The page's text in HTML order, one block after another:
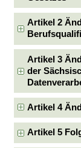
Artikel 2
Artikel 3
der
Artikel 4
Artikel 5